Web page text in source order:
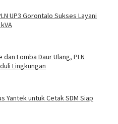
UP3 Gorontalo Sukses Layani
Lomba Daur Ulang, PLN
Lingkungan
Yantek untuk Cetak SDM Siap